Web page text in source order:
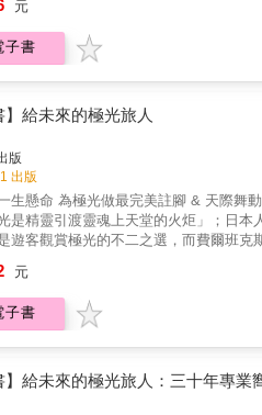
遺產劃分為幾種類型？列入世界遺產
世界遺產，讓你瞬間變身為世界遺產
不上的世界遺產有哪些？˙出土的化石
電影曾經以世界遺產為電影場景？˙歐
從葡萄、咖啡到龍舌蘭，全被列入世界
分為「古代文明、宗教世界、偉大建築
帝國、野生動物、植物生態、海洋生
的價值！ ★精心規劃專業遊程，帶你
點決不錯過，帶領讀者玩翻70處超人
、非洲、大洋洲168個國家共1223處世
元
子書
】給未來的極光旅人
版
出版
生懸命 為極光做最完美註腳 & 天際舞
是精靈引渡靈魂上天堂的火炬」；日本
遊客觀賞極光的不二之選，而費爾班
極光長達三十餘載。做為台灣最權威
。 「沒有兩道極光會一模一樣。」作
光都在其驚人的毅力下，一一被捕入鏡
！ & 本書特色 ★國內唯一極光專業嚮導
種雜症全解析。 &
元
子書
】給未來的極光旅人：三十年專業